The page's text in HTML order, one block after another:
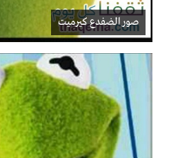
صور الضفدع كيرميت